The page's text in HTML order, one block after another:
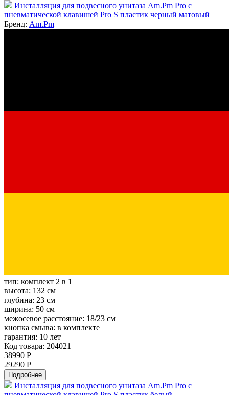
Инсталляция для подвесного унитаза Am.Pm Pro с
пневматической клавишей Pro S пластик черный матовый
Бренд: Am.Pm
тип: комплект 2 в 1
высота: 132 см
глубина: 23 см
ширина: 50 см
межосевое расстояние: 18/23 см
кнопка смыва: в комплекте
гарантия: 10 лет
Код товара: 204021
38990 Р
29290 Р
Подробнее
Инсталляция для подвесного унитаза Am.Pm Pro с